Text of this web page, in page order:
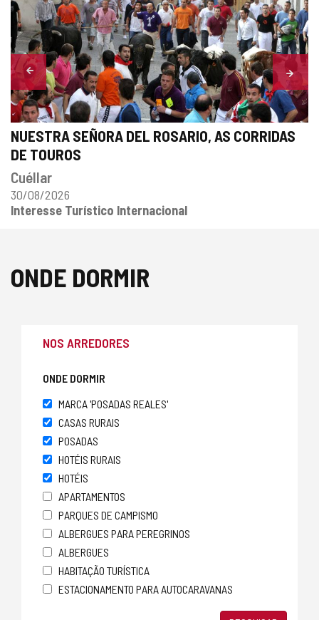
NUESTRA SEÑORA DEL ROSARIO, AS CORRIDAS
DE TOUROS
Interesse Turístico Internacional
30/08/2026
Cuéllar
ONDE DORMIR
NOS ARREDORES
ONDE DORMIR
MARCA 'POSADAS REALES'
CASAS RURAIS
POSADAS
HOTÉIS RURAIS
HOTÉIS
APARTAMENTOS
PARQUES DE CAMPISMO
ALBERGUES PARA PEREGRINOS
ALBERGUES
HABITAÇÃO TURÍSTICA
ESTACIONAMENTO PARA AUTOCARAVANAS